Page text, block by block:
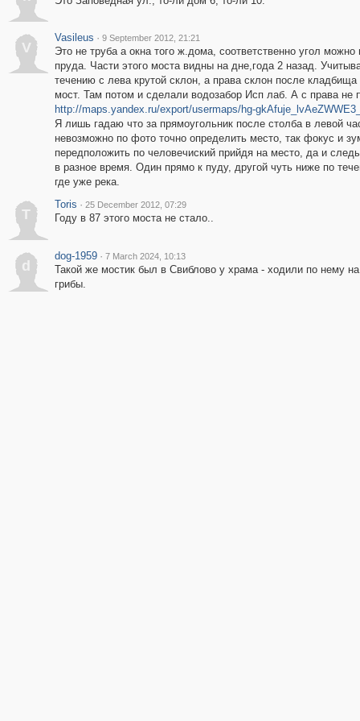
V
Vasileus · 9 September 2012, 21:21
Это не труба а окна того ж.дома, соответственно угол
пруда. Части этого моста видны на дне,года 2 назад.
течению с лева крутой склон, а права склон после
мост. Там потом и сделали водозабор Исп лаб. А с права не
http://maps.yandex.ru/export/usermaps/hg-
Я лишь гадаю что за прямоугольник после столба в левой
невозможно по фото точно определить место, так фокус и
передположить по человечиский прийдя на место, да и
в разное время. Один прямо к пуду, другой чуть ниже по
где уже река.
T
Toris · 25 December 2012, 07:29
Году в 87 этого моста не стало..
d
dog-1959 · 7 March 2024, 10:13
Такой же мостик был в Свиблово у храма - ходили по нему
грибы.